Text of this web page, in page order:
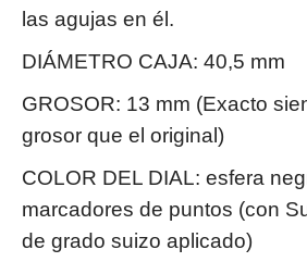
las agujas en él.
DIÁMETRO CAJA: 40,5 mm
GROSOR: 13 mm (Exacto
grosor que el original)
COLOR DEL DIAL: esfera
marcadores de puntos (con
de grado suizo aplicado)